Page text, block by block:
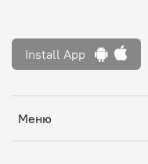
Меню
Install App